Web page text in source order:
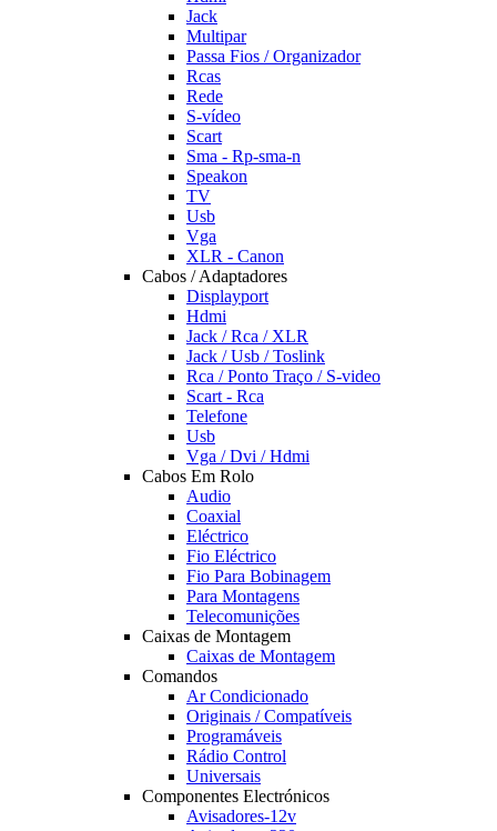
Jack
Multipar
Passa Fios / Organizador
Rcas
Rede
S-vídeo
Scart
Sma - Rp-sma-n
Speakon
TV
Usb
Vga
XLR - Canon
Cabos / Adaptadores
Displayport
Hdmi
Jack / Rca / XLR
Jack / Usb / Toslink
Rca / Ponto Traço / S-video
Scart - Rca
Telefone
Usb
Vga / Dvi / Hdmi
Cabos Em Rolo
Audio
Coaxial
Eléctrico
Fio Eléctrico
Fio Para Bobinagem
Para Montagens
Telecomunições
Caixas de Montagem
Caixas de Montagem
Comandos
Ar Condicionado
Originais / Compatíveis
Programáveis
Rádio Control
Universais
Componentes Electrónicos
Avisadores-12v